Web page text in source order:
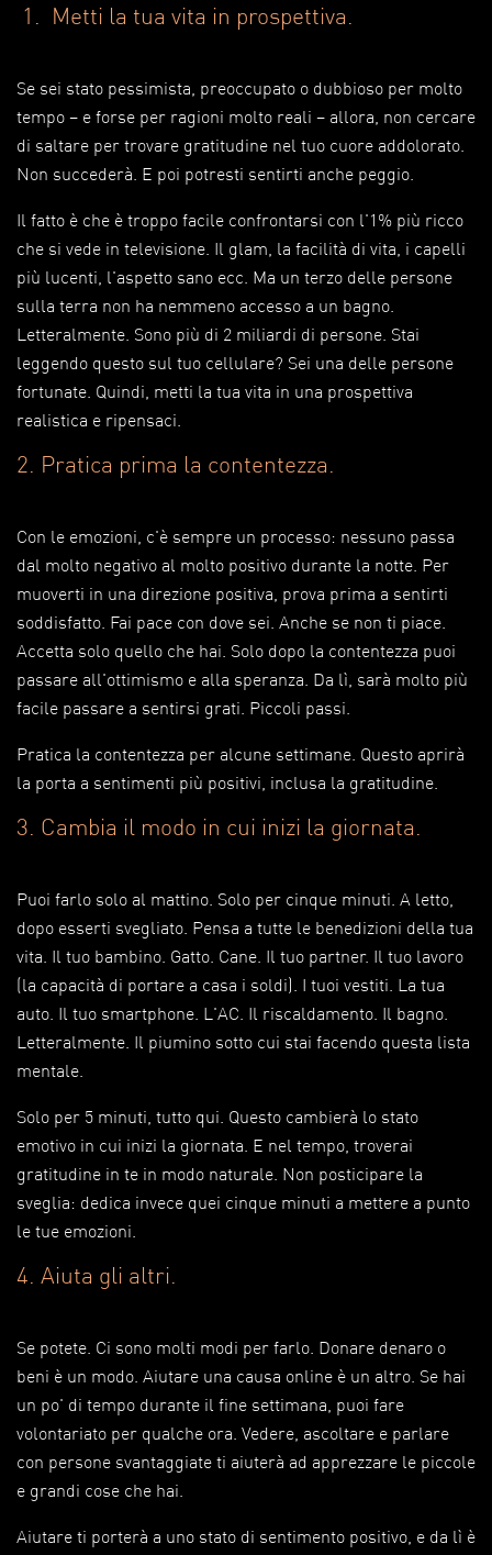
1. Metti la tua vita in prospettiva.
Se sei stato pessimista, preoccupato o dubbioso per molto
tempo – e forse per ragioni molto reali – allora, non cercare
di saltare per trovare gratitudine nel tuo cuore addolorato.
Non succederà. E poi potresti sentirti anche peggio.
Il fatto è che è troppo facile confrontarsi con l'1% più ricco
che si vede in televisione. Il glam, la facilità di vita, i capelli
più lucenti, l'aspetto sano ecc. Ma un terzo delle persone
sulla terra non ha nemmeno accesso a un bagno.
Letteralmente. Sono più di 2 miliardi di persone. Stai
leggendo questo sul tuo cellulare? Sei una delle persone
fortunate. Quindi, metti la tua vita in una prospettiva
realistica e ripensaci.
2. Pratica prima la contentezza.
Con le emozioni, c'è sempre un processo: nessuno passa
dal molto negativo al molto positivo durante la notte. Per
muoverti in una direzione positiva, prova prima a sentirti
soddisfatto. Fai pace con dove sei. Anche se non ti piace.
Accetta solo quello che hai. Solo dopo la contentezza puoi
passare all'ottimismo e alla speranza. Da lì, sarà molto più
facile passare a sentirsi grati. Piccoli passi.
Pratica la contentezza per alcune settimane. Questo aprirà
la porta a sentimenti più positivi, inclusa la gratitudine.
3. Cambia il modo in cui inizi la giornata.
Puoi farlo solo al mattino. Solo per cinque minuti. A letto,
dopo esserti svegliato. Pensa a tutte le benedizioni della tua
vita. Il tuo bambino. Gatto. Cane. Il tuo partner. Il tuo lavoro
(la capacità di portare a casa i soldi). I tuoi vestiti. La tua
auto. Il tuo smartphone. L'AC. Il riscaldamento. Il bagno.
Letteralmente. Il piumino sotto cui stai facendo questa lista
mentale.
Solo per 5 minuti, tutto qui. Questo cambierà lo stato
emotivo in cui inizi la giornata. E nel tempo, troverai
gratitudine in te in modo naturale. Non posticipare la
sveglia: dedica invece quei cinque minuti a mettere a punto
le tue emozioni.
4. Aiuta gli altri.
Se potete. Ci sono molti modi per farlo. Donare denaro o
beni è un modo. Aiutare una causa online è un altro. Se hai
un po' di tempo durante il fine settimana, puoi fare
volontariato per qualche ora. Vedere, ascoltare e parlare
con persone svantaggiate ti aiuterà ad apprezzare le piccole
e grandi cose che hai.
Aiutare ti porterà a uno stato di sentimento positivo, e da lì è